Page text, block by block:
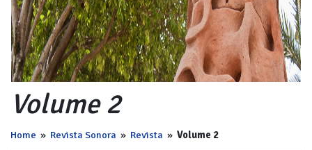
Volume 2
Home » Revista Sonora » Revista » Volume 2